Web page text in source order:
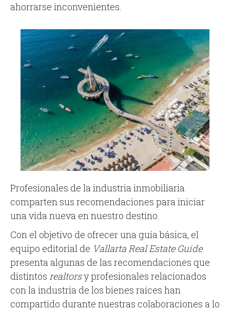
ahorrarse inconvenientes.
Profesionales de la industria inmobiliaria
comparten sus recomendaciones para iniciar
una vida nueva en nuestro destino.
Con el objetivo de ofrecer una guía básica, el
equipo editorial de Vallarta Real Estate Guide
presenta algunas de las recomendaciones que
distintos realtorsy profesionales relacionados
con la industria de los bienes raíces han
compartido durante nuestras colaboraciones a lo